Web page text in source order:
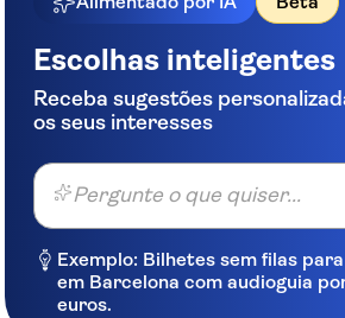
Escolhas inteligentes
Receba sugestões
os seus interesses
Pergunte o que quiser...
Exemplo: Bilhetes sem filas
em Barcelona com audioguia
euros.